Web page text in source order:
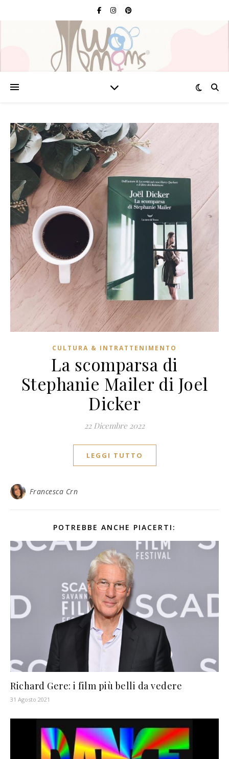
CULTURA & INTRATTENIMENTO
La scomparsa di
Stephanie Mailer di Joel
Dicker
22 Dicembre 2022
LEGGI TUTTO
Francesca Crn
POTREBBE ANCHE PIACERTI:
Richard Gere: i film più belli da vedere
31 Agosto 2021